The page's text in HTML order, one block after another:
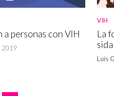
personas con VIH
2019
VIH
La
sida
Luis